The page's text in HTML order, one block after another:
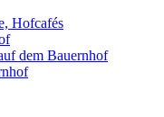
Hofcafés
dem Bauernhof